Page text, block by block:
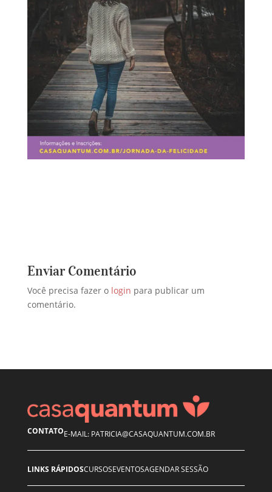
Enviar Comentário
Você precisa fazer o login para publicar um
comentário.
CONTATOE-MAIL: PATRICIA@CASAQUANTUM.COM.BR
LINKS RÁPIDOSCURSOSEVENTOSAGENDAR SESSÃO